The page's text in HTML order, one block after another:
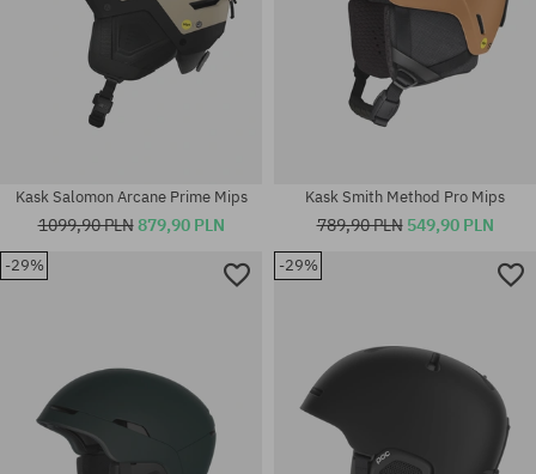
Kask Salomon Arcane Prime Mips
1099,90 PLN879,90 PLN
Kask Smith Method Pro Mips
789,90 PLN 549,90 PLN
-29% -29%